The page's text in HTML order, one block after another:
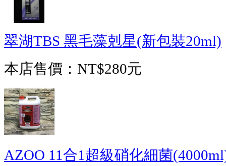
翠湖TBS 黑毛藻剋星(新包裝20ml)
本店售價： NT$280元
AZOO 11合1超級硝化細菌